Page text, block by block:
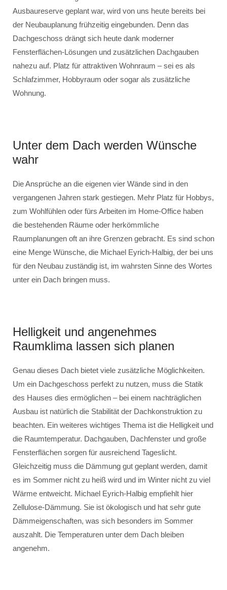
Ausbaureserve geplant war, wird von uns heute bereits bei
der Neubauplanung frühzeitig eingebunden. Denn das
Dachgeschoss drängt sich heute dank moderner
Fensterflächen-Lösungen und zusätzlichen Dachgauben
nahezu auf. Platz für attraktiven Wohnraum – sei es als
Schlafzimmer, Hobbyraum oder sogar als zusätzliche
Wohnung.
Unter dem Dach werden Wünsche
wahr
Die Ansprüche an die eigenen vier Wände sind in den
vergangenen Jahren stark gestiegen. Mehr Platz für Hobbys,
zum Wohlfühlen oder fürs Arbeiten im Home-Office haben
die bestehenden Räume oder herkömmliche
Raumplanungen oft an ihre Grenzen gebracht. Es sind schon
eine Menge Wünsche, die Michael Eyrich-Halbig, der bei uns
für den Neubau zuständig ist, im wahrsten Sinne des Wortes
unter ein Dach bringen muss.
Helligkeit und angenehmes
Raumklima lassen sich planen
Genau dieses Dach bietet viele zusätzliche Möglichkeiten.
Um ein Dachgeschoss perfekt zu nutzen, muss die Statik
des Hauses dies ermöglichen – bei einem nachträglichen
Ausbau ist natürlich die Stabilität der Dachkonstruktion zu
beachten. Ein weiteres wichtiges Thema ist die Helligkeit und
die Raumtemperatur. Dachgauben, Dachfenster und große
Fensterflächen sorgen für ausreichend Tageslicht.
Gleichzeitig muss die Dämmung gut geplant werden, damit
es im Sommer nicht zu heiß wird und im Winter nicht zu viel
Wärme entweicht. Michael Eyrich-Halbig empfiehlt hier
Zellulose-Dämmung. Sie ist ökologisch und hat sehr gute
Dämmeigenschaften, was sich besonders im Sommer
auszahlt. Die Temperaturen unter dem Dach bleiben
angenehm.